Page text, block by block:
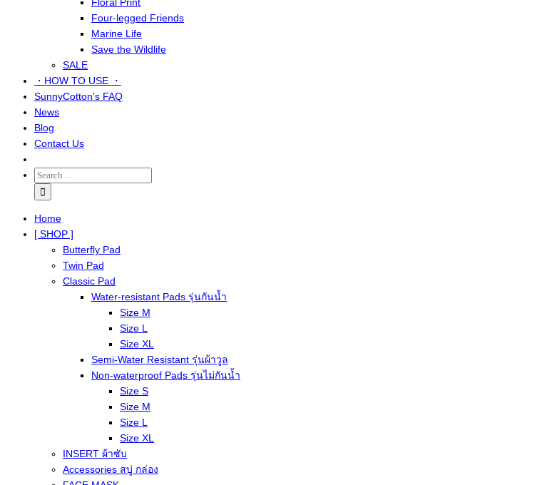
Four-legged Friends
Marine Life
Save the Wildlife
SALE
・HOW TO USE ・
SunnyCotton’s FAQ
News
Blog
Contact Us
Home
[ SHOP ]
Butterfly Pad
Twin Pad
Classic Pad
Water-resistant Pads รุ่นกันน้ำ
Size M
Size L
Size XL
Semi-Water Resistant รุ่นผ้าวูล
Non-waterproof Pads รุ่นไม่กันน้ำ
Size S
Size M
Size L
Size XL
INSERT ผ้าซับ
Accessories สบู่ กล่อง